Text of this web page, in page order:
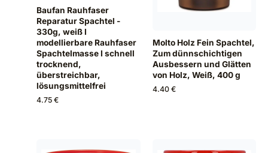
Baufan Rauhfaser
Reparatur Spachtel -
330g, weiß I
modellierbare Rauhfaser
Spachtelmasse I schnell
trocknend,
überstreichbar,
lösungsmittelfrei
4.75 €
Molto Holz Fein Spachtel,
Zum dünnschichtigen
Ausbessern und Glätten
von Holz, Weiß, 400 g
4.40 €